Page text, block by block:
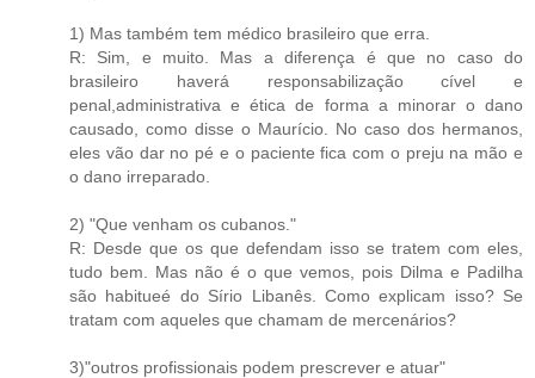
1) Mas também tem médico brasileiro que erra.
R: Sim, e muito. Mas a diferença é que no caso do
brasileiro haverá responsabilização cível e
penal,administrativa e ética de forma a minorar o dano
causado, como disse o Maurício. No caso dos hermanos,
eles vão dar no pé e o paciente fica com o preju na mão e
o dano irreparado.
2) "Que venham os cubanos."
R: Desde que os que defendam isso se tratem com eles,
tudo bem. Mas não é o que vemos, pois Dilma e Padilha
são habitueé do Sírio Libanês. Como explicam isso? Se
tratam com aqueles que chamam de mercenários?
3)"outros profissionais podem prescrever e atuar"